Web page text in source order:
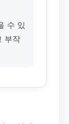
수 있
부작